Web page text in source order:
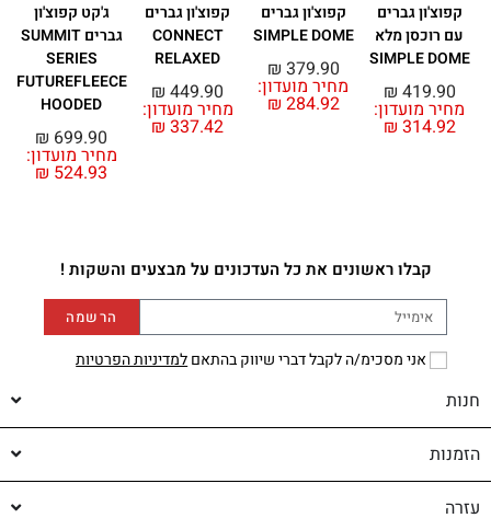
קפוצ'ון גברים
עם רוכסן מלא
SIMPLE DOME
מחיר מועדון:
₪ 314.92
₪ 419.90
קפוצ'ון גברים
SIMPLE DOME
מחיר מועדון:
₪ 284.92
₪ 379.90
קפוצ'ון גברים
CONNECT
RELAXED
מחיר מועדון:
₪ 337.42
₪ 449.90
ג'קט קפוצ'ון
גברים SUMMIT
SERIES
FUTUREFLEECE
HOODED
מחיר מועדון:
₪ 524.93
₪ 699.90
קבלו ראשונים את כל העדכונים על מבצעים והשקות !
אני מסכימ/ה לקבל דברי שיווק בהתאםלמדיניות הפרטיות
הרשמה
חנות
הזמנות
עזרה